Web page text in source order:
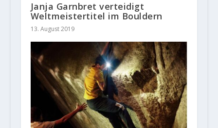
Janja Garnbret verteidigt
Weltmeistertitel im Bouldern
13. August 2019